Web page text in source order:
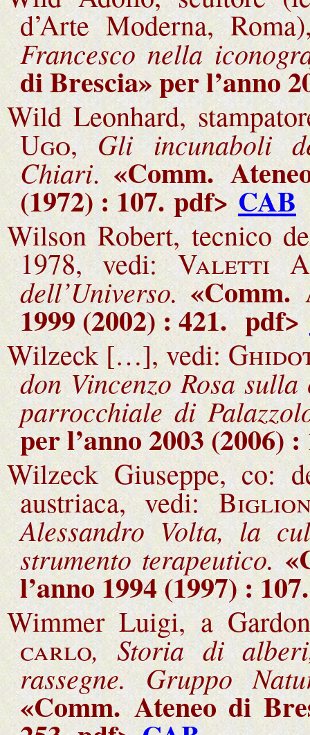
d’Arte Moderna,
Francesco nella
di Brescia» per l’anno
Wild Leonhard,
Ugo,Gli incunaboli
Chiari.«Comm.
(1972) : 107.pdf>CAB
Wilson Robert, tecnico
1978, vedi:Valetti
dell’Universo.«Comm.
1999 (2002) : 421.pdf>
Wilzeck […], vedi:
don Vincenzo Rosa
parrocchiale di
per l’anno 2003 (2006)
Wilzeck Giuseppe, co:
austriaca, vedi:
Alessandro Volta, la
strumento terapeutico.
l’anno 1994 (1997) :
Wimmer Luigi, a
carlo, Storia di
rassegne. Gruppo
«Comm.Ateneo di